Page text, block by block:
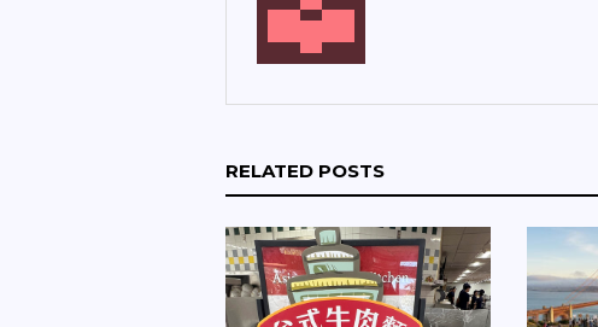
RELATED POSTS